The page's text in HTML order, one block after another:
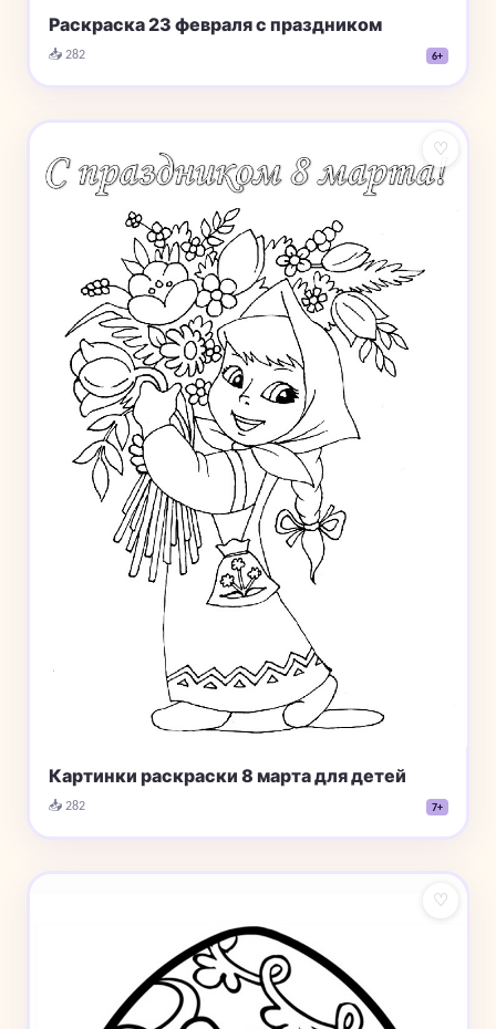
Раскраска 23 февраля с праздником
📥 282 6+
♡
Картинки раскраски 8 марта для детей
📥 282 7+
♡